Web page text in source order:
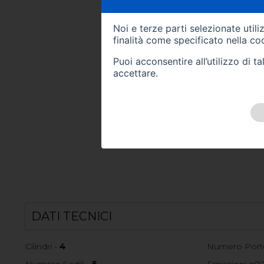
DATI TECNICI
Cilindri - 4 Numero
Noi e terze parti selezionate
finalità come specificato nella
Puoi acconsentire all’utilizzo di
accettare.